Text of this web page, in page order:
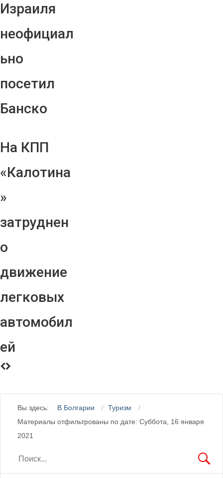
Израиля
неофициал
ьно
посетил
Банско
На КПП
«Калотина
»
затруднен
о
движение
легковых
автомобил
ей
Вы здесь: В Болгарии
Туризм
Материалы отфильтрованы по дате: Суббота, 16 января
2021